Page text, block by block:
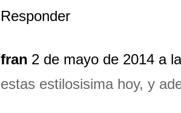
Responder
fran 2 de mayo de 2014 a
estas estilosisima hoy, y